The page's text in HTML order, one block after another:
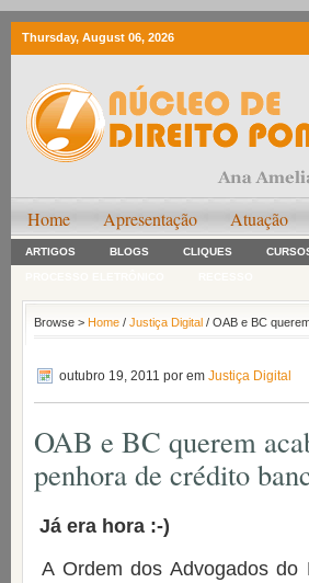
Thursday, August 06, 2026
Home Apresentação Atuação
ARTIGOS BLOGS CLIQUES
Browse > Home / Justiça Digital / OAB e BC
outubro 19, 2011 por em Justiça Digital
OAB e BC querem
penhora de crédito
Já era hora :-)
A Ordem dos Advogados